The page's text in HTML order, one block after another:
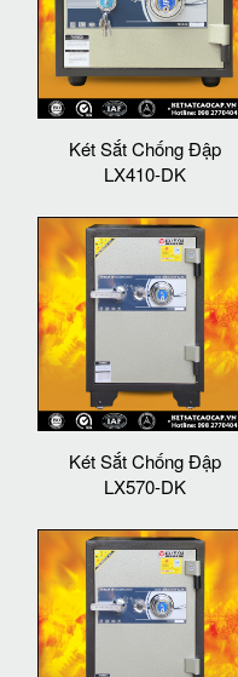
Két Sắt Chống Đập
LX410-DK
Két Sắt Chống Đập
LX570-DK